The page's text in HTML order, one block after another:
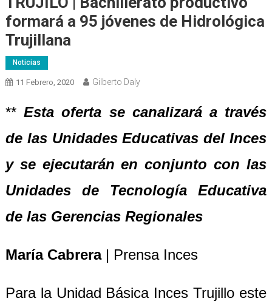
formará a 95 jóvenes de Hidrológica
Trujillana
Noticias
11 Febrero, 2020 Gilberto Daly
**Esta oferta se canalizará a través
de las Unidades Educativas del Inces
y se ejecutarán en conjunto con las
Unidades de Tecnología Educativa
de las Gerencias Regionales
María Cabrera| Prensa Inces
Para la Unidad Básica Inces Trujillo este